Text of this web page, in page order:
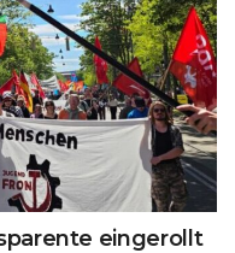
eingerollt